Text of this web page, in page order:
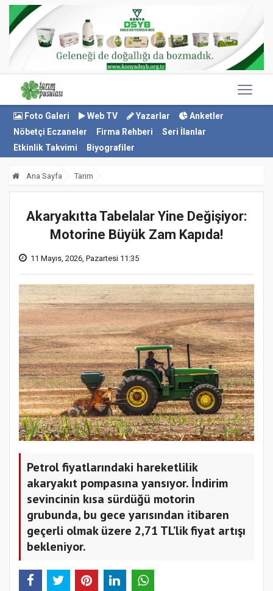
Foto Galeri Web TV Yazarlar
Anketler
Nöbetçi Eczaneler
Firma Rehberi
Seri İlanlar
Etkinlik Takvimi
Biyografiler
Ana Sayfa Tarım
Akaryakıtta Tabelalar Yine Değişiyor:
Motorine Büyük Zam Kapıda!
11 Mayıs, 2026, Pazartesi 11:35
Petrol fiyatlarındaki hareketlilik
akaryakıt pompasına yansıyor. İndirim
sevincinin kısa sürdüğü motorin
grubunda, bu gece yarısından itibaren
geçerli olmak üzere 2,71 TL’lik fiyat artışı
bekleniyor.